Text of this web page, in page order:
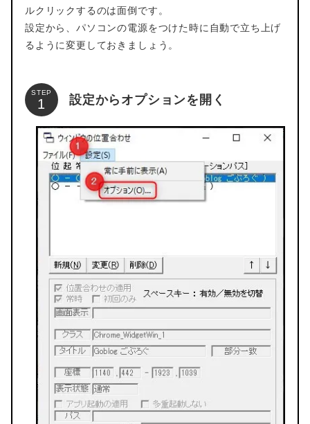
ルクリックするのは面倒です。
設定から、パソコンの電源をつけた時に自動で立ち上げ
るように変更しておきましょう。
STEP
設定からオプションを開く